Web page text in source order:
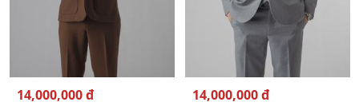
14,000,000 đ 14,000,000 đ